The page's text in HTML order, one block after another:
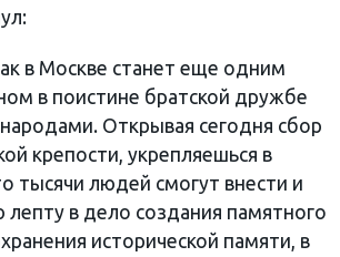
в Москве станет еще одним
в поистине братской дружбе
Открывая сегодня сбор
крепости, укрепляешься в
тысячи людей смогут внести и
лепту в дело создания памятного
исторической памяти, в